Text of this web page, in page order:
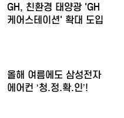
GH, 친환경 태양광 'GH
케어스테이션' 확대 도입
올해 여름에도 삼성전자
에어컨 ‘청.정.확.인’!